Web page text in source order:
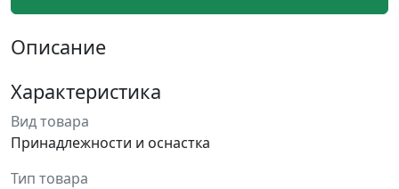
Описание
Характеристика
Вид товара
Принадлежности и оснастка
Тип товара